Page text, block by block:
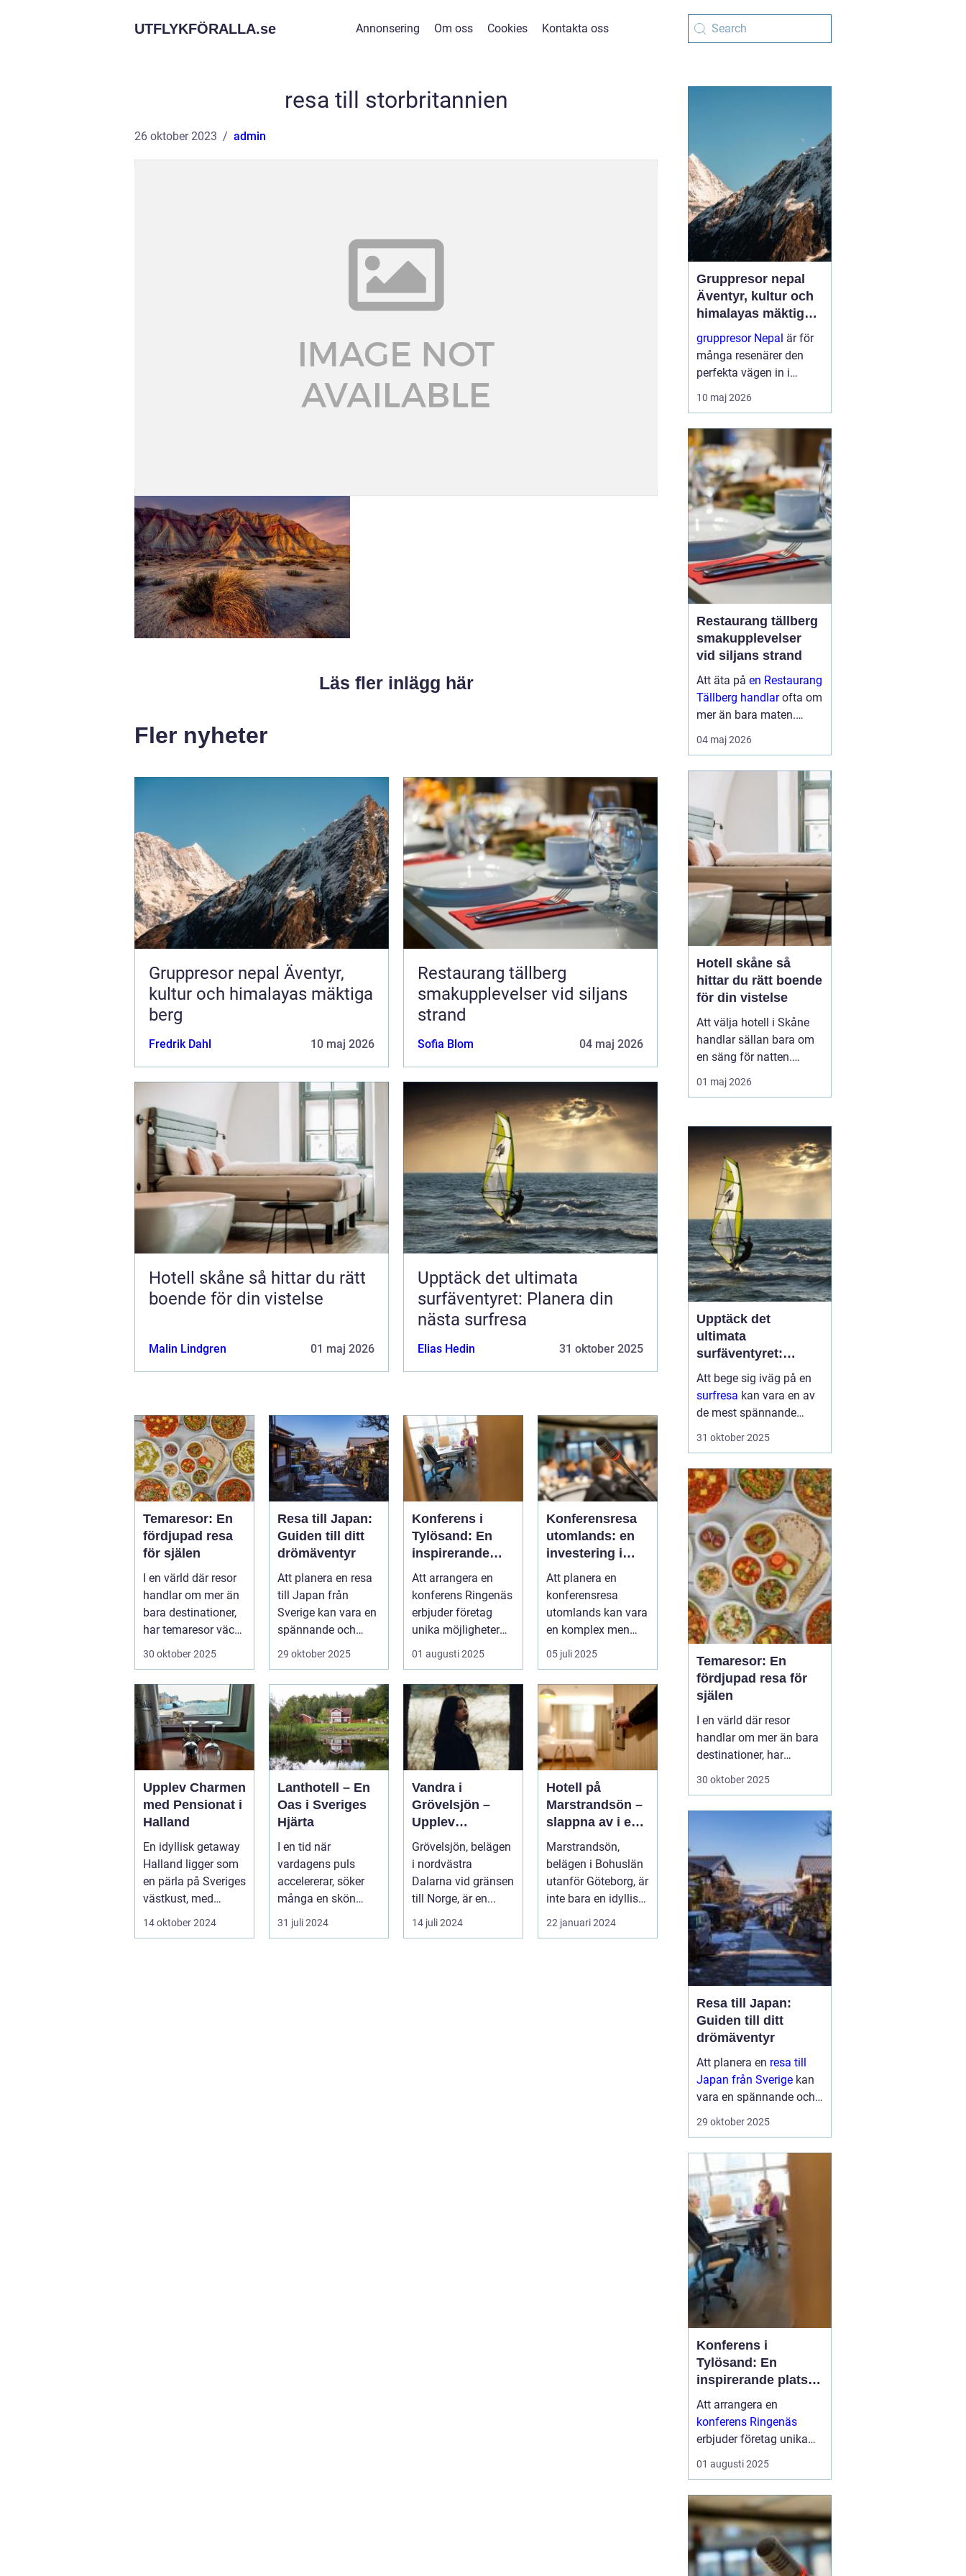
UTFLYKFÖRALLA.se Annonsering Om oss Cookies Kontakta oss
resa till storbritannien
26 oktober 2023 admin
Läs fler inlägg här
Fler nyheter
Gruppresor nepal Äventyr,
kultur och himalayas mäktiga
berg
Fredrik Dahl 10 maj 2026
Restaurang tällberg
smakupplevelser vid siljans
strand
Sofia Blom 04 maj 2026
Hotell skåne så hittar du rätt
boende för din vistelse
Malin Lindgren 01 maj 2026
Upptäck det ultimata
surfäventyret: Planera din
nästa surfresa
Elias Hedin 31 oktober 2025
Temaresor: En
fördjupad resa
för själen
I en värld där resor
handlar om mer än
bara destinationer,
har temaresor väckt
30 oktober 2025
Resa till Japan:
Guiden till ditt
drömäventyr
Att planera en resa
till Japan från
Sverige kan vara en
spännande och
överväldi...
29 oktober 2025
Konferens i
Tylösand: En
inspirerande
plats för din
nästa
företagssamma
nkomst
Att arrangera en
konferens Ringenäs
erbjuder företag
unika möjligheter
att kombinera ...
01 augusti 2025
Konferensresa
utomlands: en
investering i
kunskap och
nätverk
Att planera en
konferensresa
utomlands kan vara
en komplex men
givande upplevelse
som öppnar up...
05 juli 2025
Upplev Charmen
med Pensionat i
Halland
En idyllisk getaway
Halland ligger som
en pärla på Sveriges
västkust, med
fantastis...
14 oktober 2024
Lanthotell – En
Oas i Sveriges
Hjärta
I en tid när
vardagens puls
accelererar, söker
många en skön
tillflyktsort d&au...
31 juli 2024
Vandra i
Grövelsjön –
Upplev
spektakulär
natur och
vildmarksupplev
elser på nära
Grövelsjön, belägen
i nordvästra
Dalarna vid gränsen
till Norge, är en...
14 juli 2024
Hotell på
Marstrandsön –
slappna av i en
oas vid havet
Marstrandsön,
belägen i Bohuslän
utanför Göteborg, är
inte bara en idyllisk
plats rik på historia
oc...
22 januari 2024
Gruppresor nepal
Äventyr, kultur och
himalayas mäktiga
gruppresor Nepal är för
många resenärer den
perfekta vägen in i
himalayas värld av
storslagna berg, djupa
traditioner. Genom att
resa i grupp skapas
trygghet, gemenskap...
10 maj 2026
Restaurang tällberg
smakupplevelser
vid siljans strand
Att äta på en Restaurang
Tällberg handlarofta om
mer än bara maten.
Många gäster beskriver
en helhetsupplevelse där
genuina dalakulturen
och doften av nylagad
mat från lokala r...
04 maj 2026
Hotell skåne så
hittar du rätt boende
för din vistelse
Att välja hotell i Skåne
handlar sällan bara om
en säng för natten.
Läget, känslan, servicen
och vad du vill göra
minst lika stor roll.
Regionen är stor och
varierad, från Österlens
stränder till
storstadspulsen i Malmö
och Lun...
01 maj 2026
Upptäck det
ultimata
surfäventyret:
Planera din nästa
surfresa
Att bege sig iväg på en
surfresa kan vara en av
de mest spännande
upplevelserna för den
rätt planering och
destination kan denna ...
31 oktober 2025
Temaresor: En
fördjupad resa för
själen
I en värld där resor
handlar om mer än bara
destinationer, har
temaresor väckt
Dessa resor erbjuder mer
semesterupplevelser,
genom att fokusera på
specifika in...
30 oktober 2025
Resa till Japan:
Guiden till ditt
drömäventyr
Att planera en resa till
Japan från Sverige kan
vara en spännande och
överväldigande
29 oktober 2025
Konferens i
Tylösand: En
inspirerande plats
för din nästa
företagssammanko
mst
Att arrangera en
konferens Ringenäs
erbjuder företag unika
möjligheter att
kombinera
fantastiska
naturskönheter och
aktivit...
01 augusti 2025